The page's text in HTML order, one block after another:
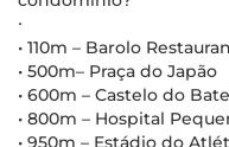
∙
• 110m – Barolo
• 500m– Praça do Japão
• 600m – Castelo do
• 800m – Hospital
• 950m – Estádio do